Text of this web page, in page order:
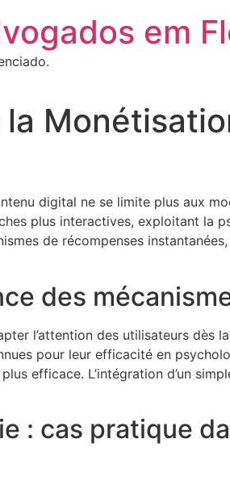
em
digital ne se limite plus aux
plus interactives, exploitant la
de récompenses
des
l’attention des utilisateurs dès
pour leur efficacité en
efficace. L’intégration d’un
: cas pratique